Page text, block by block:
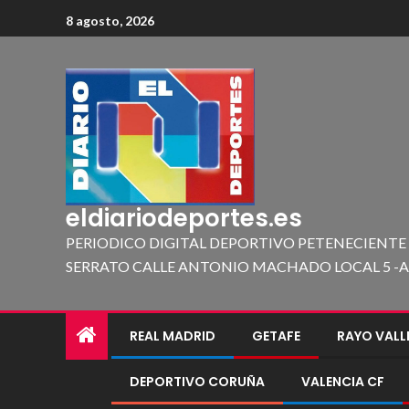
8 agosto, 2026
eldiariodeportes.es
PERIODICO DIGITAL DEPORTIVO
SERRATO CALLE ANTONIO MACHADO LOCAL 5
REAL MADRID GETAFE RAYO
DEPORTIVO CORUÑA VALENCIA CF